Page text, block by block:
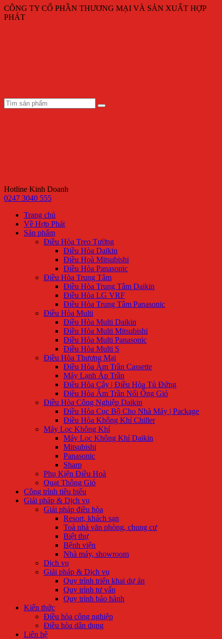
CÔNG TY CỔ PHẦN THƯƠNG MẠI VÀ SẢN XUẤT HỢP
PHÁT
Hotline Kinh Doanh
0247 3040 555
Trang chủ
Về Hợp Phát
Sản phẩm
Điều Hòa Treo Tường
Điều Hòa Daikin
Điều Hoà Mitsubishi
Điều Hòa Panasonic
Điều Hòa Trung Tâm
Điều Hòa Trung Tâm Daikin
Điều Hòa LG VRF
Điều Hòa Trung Tâm Panasonic
Điều Hòa Multi
Điều Hòa Multi Daikin
Điều Hòa Multi Mitsubishi
Điều Hòa Multi Panasonic
Điều Hòa Multi S
Điều Hòa Thương Mại
Điều Hòa Âm Trần Cassette
Máy Lạnh Áp Trần
Điều Hòa Cây | Điều Hòa Tủ Đứng
Điều Hòa Âm Trần Nối Ống Gió
Điều Hòa Công Nghiệp Daikin
Điều Hòa Cục Bộ Cho Nhà Máy | Package
Điều Hòa Không Khí Chiller
Máy Lọc Không Khí
Máy Lọc Không Khí Daikin
Mitsubishi
Panasonic
Sharp
Phụ Kiện Điều Hoà
Quạt Thông Gió
Công trình tiêu biểu
Giải pháp & Dịch vụ
Giải pháp điều hòa
Resort, khách sạn
Toà nhà văn phòng, chung cư
Biệt thự
Bệnh viện
Nhà máy, showroom
Dịch vụ
Giải pháp & Dịch vụ
Quy trình triển khai dự án
Quy trình tư vấn
Quy trình bảo hành
Kiến thức
Điều hòa công nghiệp
Điều hòa dân dụng
Liên hệ